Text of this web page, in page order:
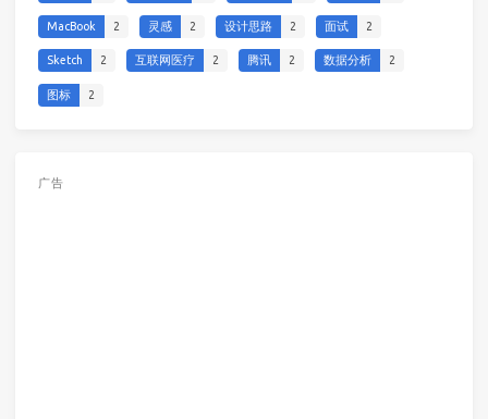
MacBook 2 灵感 2 设计思路 2 面试 2
Sketch 2 互联网医疗 2 腾讯 2 数据分析 2
图标 2
广告